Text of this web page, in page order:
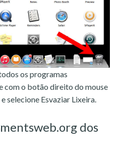
os programas
com o botão direito do mouse
selecione Esvaziar Lixeira.
dos